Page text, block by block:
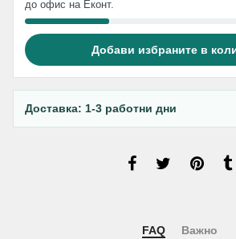
до офис на Еконт.
Добави избраните в
Доставка: 1-3 работни дни
FAQ Важно